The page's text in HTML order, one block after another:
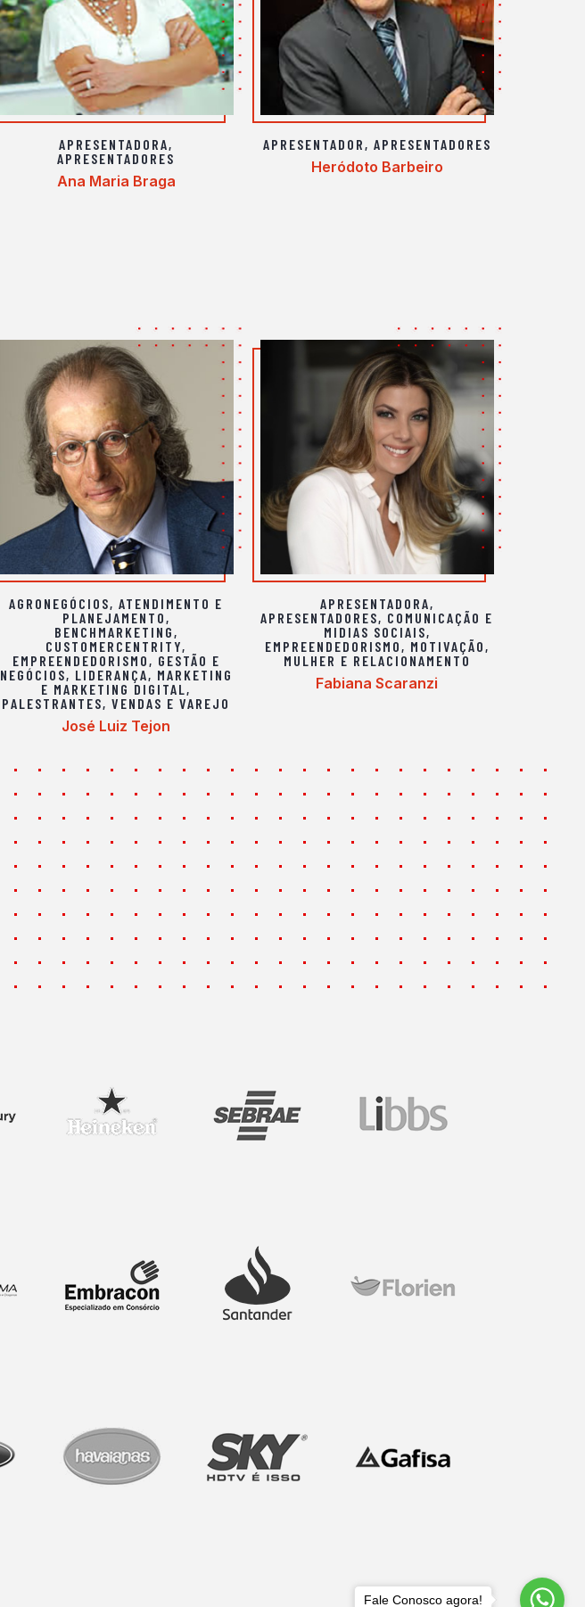
APRESENTADORA,
APRESENTADORES
Ana Maria Braga
APRESENTADOR, APRESENTADORES
Heródoto Barbeiro
AGRONEGÓCIOS,ATENDIMENTO E
PLANEJAMENTO ,
BENCHMARKETING ,
CUSTOMERCENTRITY,
EMPREENDEDORISMO , GESTÃO E
NEGÓCIOS, LIDERANÇA, MARKETING
E MARKETING DIGITAL ,
PALESTRANTES,VENDAS E VAREJO
José Luiz Tejon
APRESENTADORA,
APRESENTADORES, COMUNICAÇÃO E
MIDIAS SOCIAIS,
EMPREENDEDORISMO , MOTIVAÇÃO ,
MULHER E RELACIONAMENTO
Fabiana Scaranzi
Fale Conosco agora!